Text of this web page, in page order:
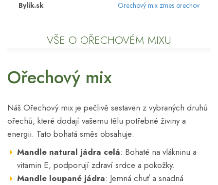
Bylík.sk
Orechový mix zmes orechov
VŠE O OŘECHOVÉM MIXU
Ořechový mix
Náš Ořechový mix je pečlivě sestaven z vybraných druhů
ořechů, které dodají vašemu tělu potřebné živiny a
energii. Tato bohatá směs obsahuje:
Mandle natural jádra celá: Bohaté na vlákninu a
vitamin E, podporují zdraví srdce a pokožky.
Mandle loupané jádra: Jemná chuť a snadná